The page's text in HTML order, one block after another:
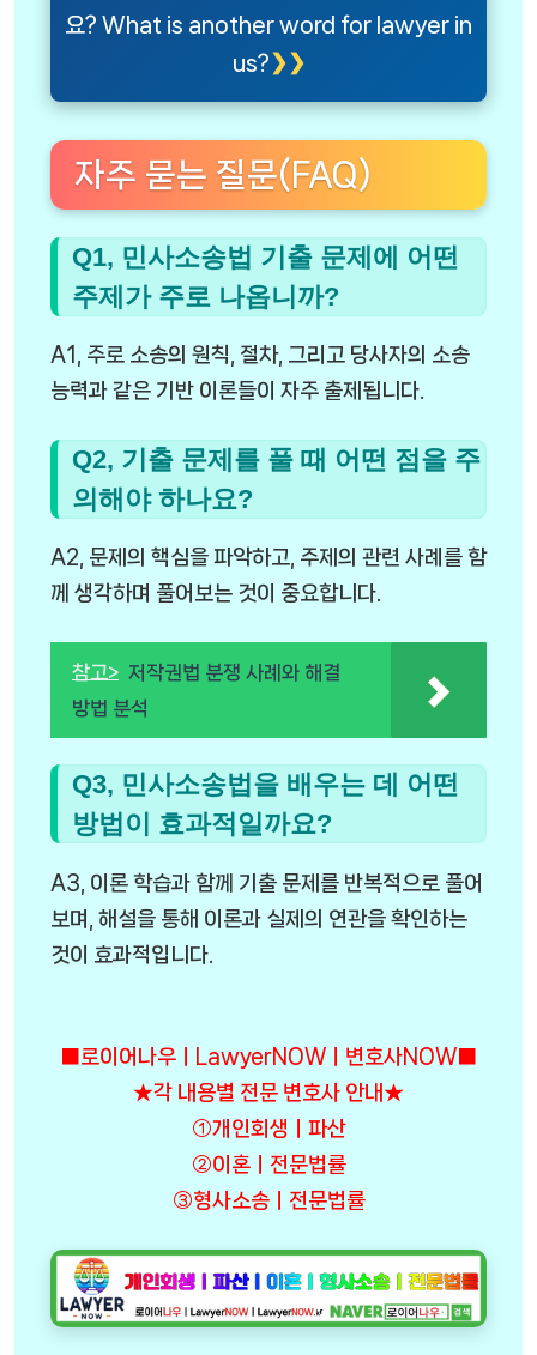
요? What is another word for lawyer in
us?
자주 묻는 질문(FAQ)
Q1, 민사소송법 기출 문제에 어떤
주제가 주로 나옵니까?
A1, 주로 소송의 원칙, 절차, 그리고 당사자의 소송
능력과 같은 기반 이론들이 자주 출제됩니다.
Q2, 기출 문제를 풀 때 어떤 점을 주
의해야 하나요?
A2, 문제의 핵심을 파악하고, 주제의 관련 사례를 함
께 생각하며 풀어보는 것이 중요합니다.
참고> 저작권법 분쟁 사례와 해결
방법 분석
Q3, 민사소송법을 배우는 데 어떤
방법이 효과적일까요?
A3, 이론 학습과 함께 기출 문제를 반복적으로 풀어
보며, 해설을 통해 이론과 실제의 연관을 확인하는
것이 효과적입니다.
■로이어나우ㅣLawyerNOWㅣ변호사NOW■
★각 내용별 전문 변호사 안내★
①개인회생ㅣ파산
②이혼ㅣ전문법률
③형사소송ㅣ전문법률